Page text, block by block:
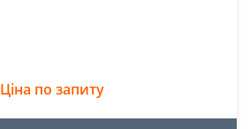
Ціна по запиту